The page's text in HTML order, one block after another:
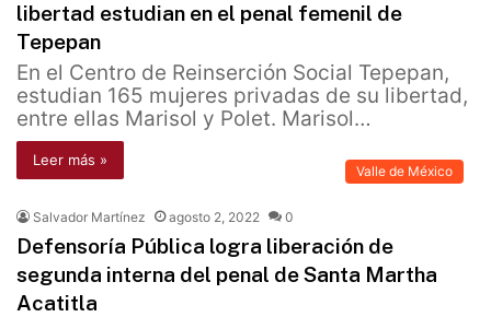
libertad estudian en el penal femenil de
Tepepan
En el Centro de Reinserción Social Tepepan,
estudian 165 mujeres privadas de su libertad,
entre ellas Marisol y Polet. Marisol…
Leer más »
Valle de México
Salvador Martínez agosto 2, 2022 0
Defensoría Pública logra liberación de
segunda interna del penal de Santa Martha
Acatitla